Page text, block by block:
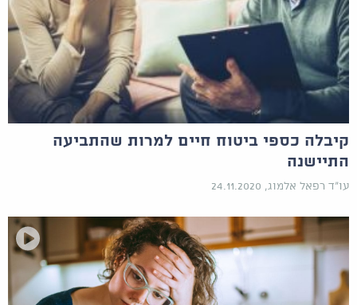
קיבלה כספי ביטוח חיים למרות שהתביעה
התיישנה
עו"ד רפאל אלמוג, 24.11.2020